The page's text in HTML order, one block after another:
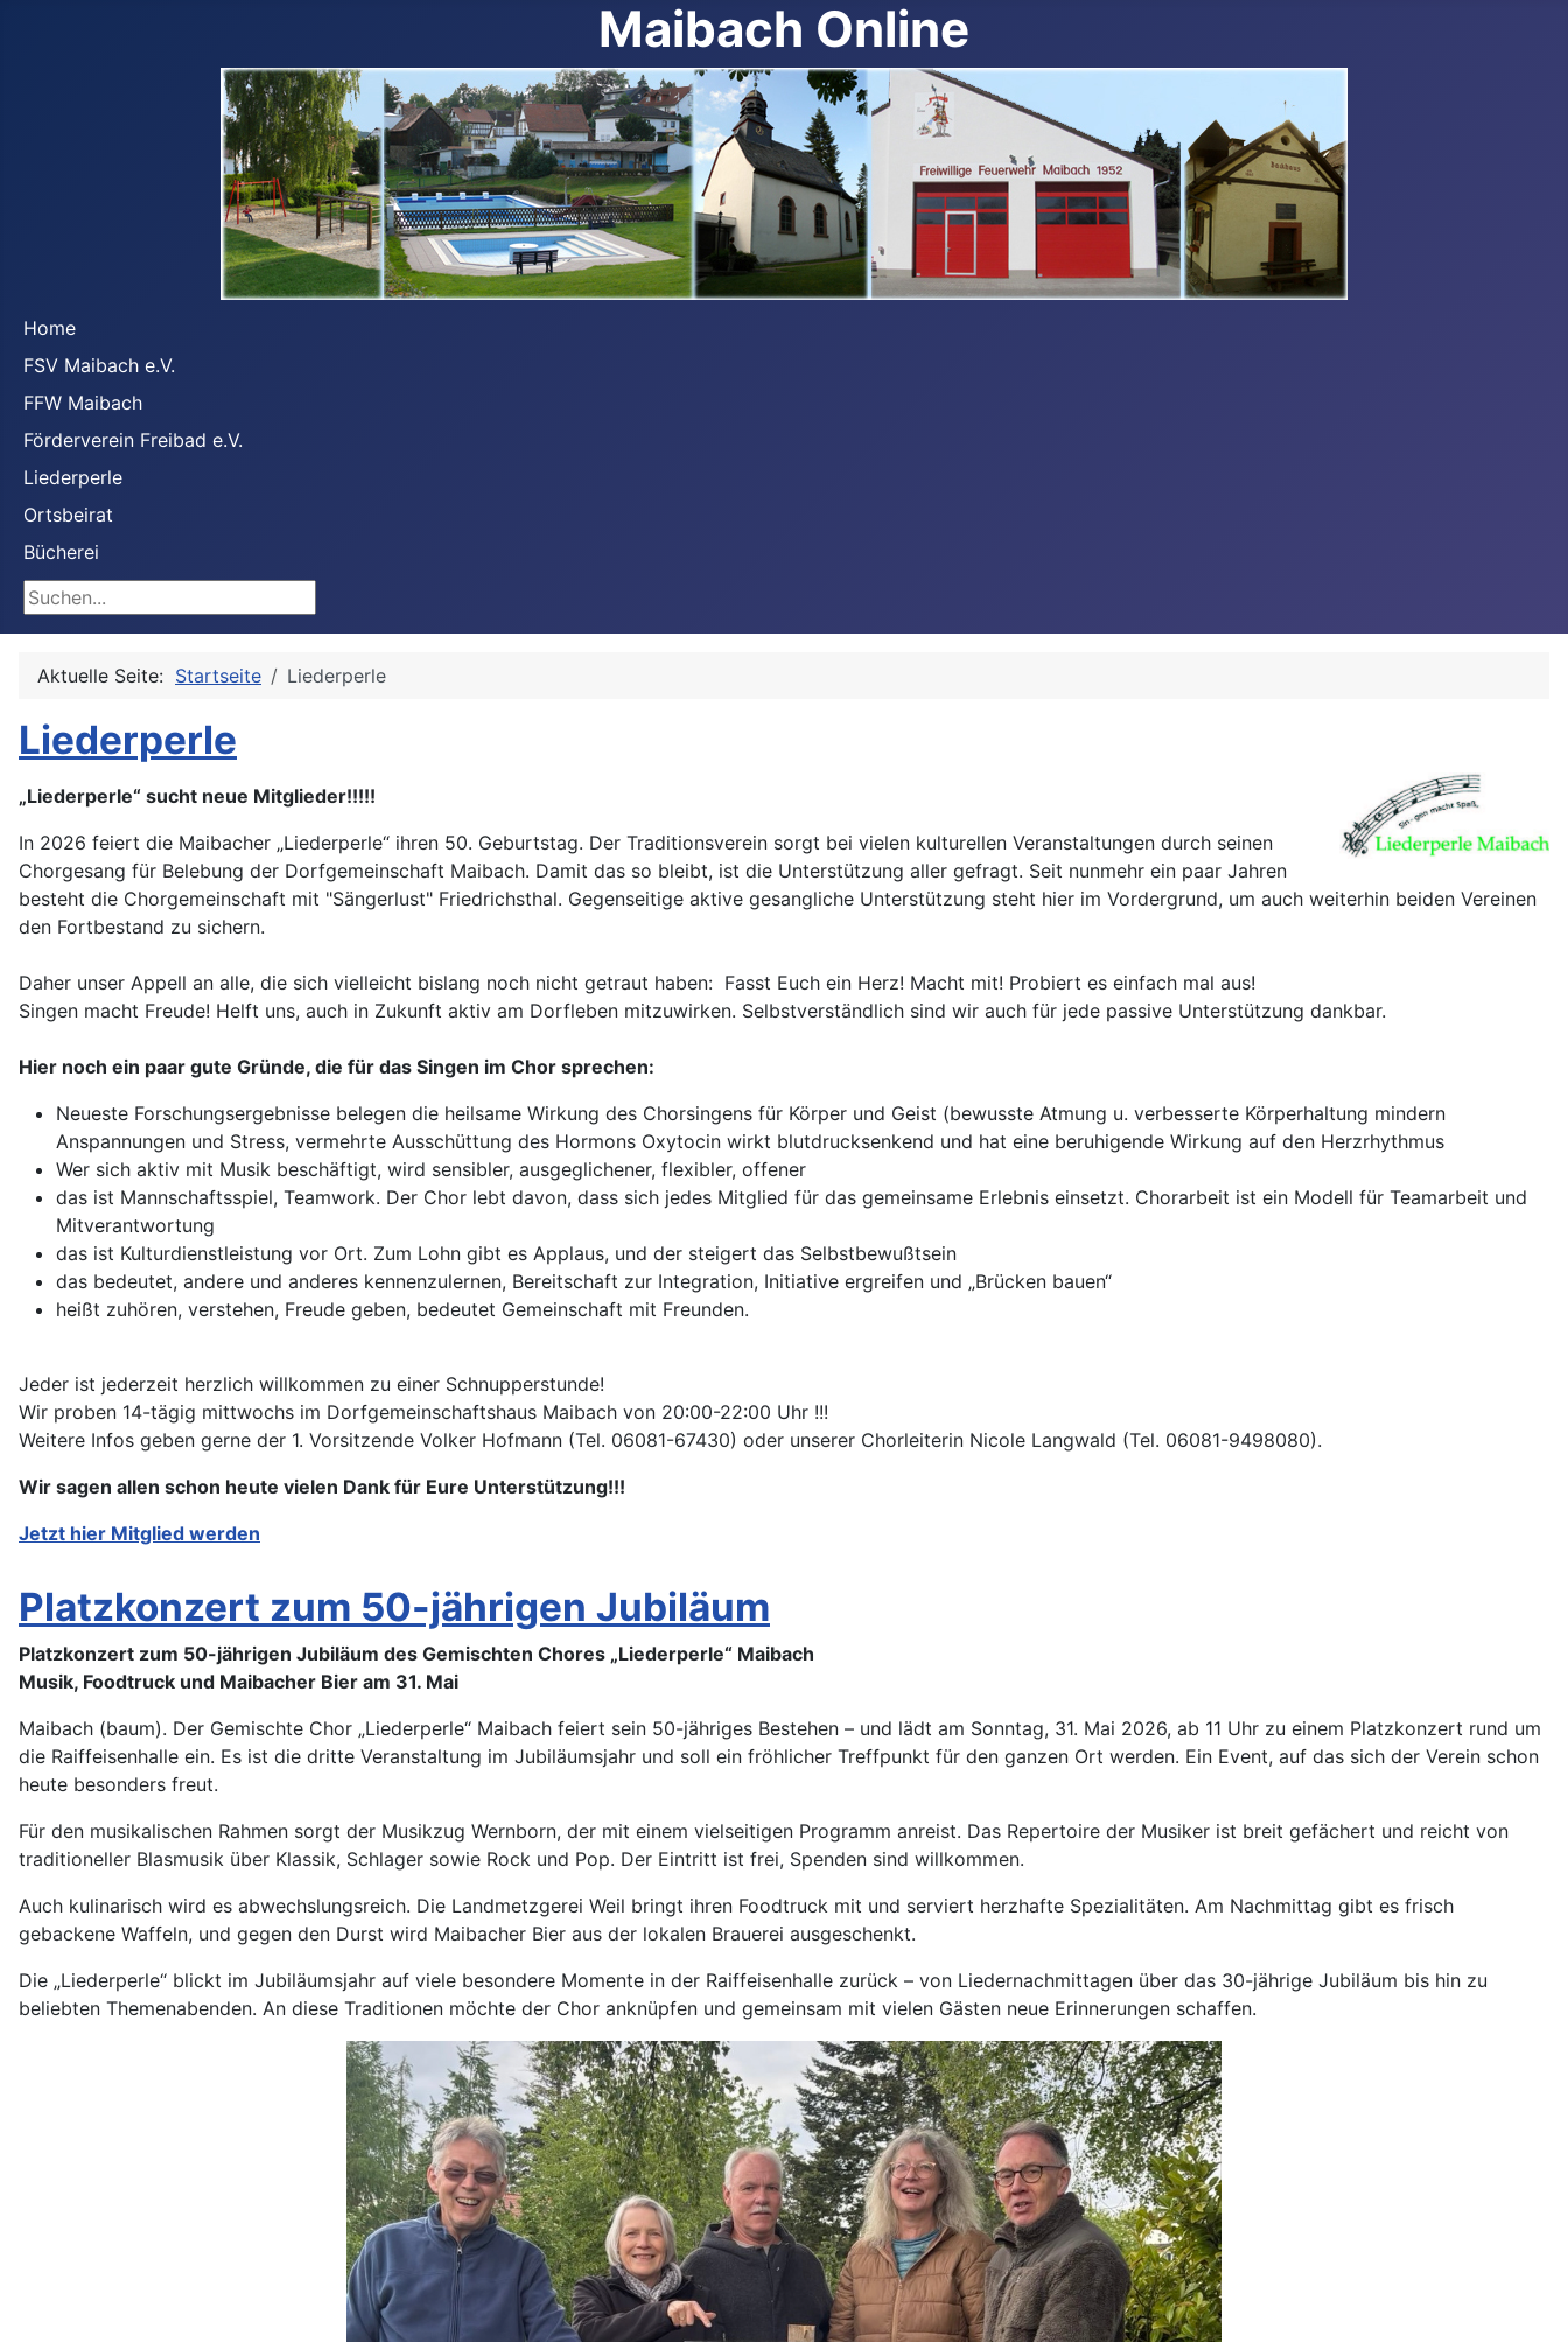
Maibach Online
Home
FSV Maibach e.V.
FFW Maibach
Förderverein Freibad e.V.
Liederperle
Ortsbeirat
Bücherei
Suchen
Aktuelle Seite: Startseite Liederperle
Liederperle
„Liederperle“ sucht neue Mitglieder!!!!!
In 2026 feiert die Maibacher „Liederperle“ ihren 50. Geburtstag. Der Traditionsverein sorgt bei vielen kulturellen Veranstaltungen durch seinen
Chorgesang für Belebung der Dorfgemeinschaft Maibach. Damit das so bleibt, ist die Unterstützung aller gefragt. Seit nunmehr ein paar Jahren
besteht die Chorgemeinschaft mit "Sängerlust" Friedrichsthal. Gegenseitige aktive gesangliche Unterstützung steht hier im Vordergrund, um auch weiterhin beiden Vereinen
den Fortbestand zu sichern.
Daher unser Appell an alle, die sich vielleicht bislang noch nicht getraut haben: Fasst Euch ein Herz! Macht mit! Probiert es einfach mal aus!
Singen macht Freude! Helft uns, auch in Zukunft aktiv am Dorfleben mitzuwirken. Selbstverständlich sind wir auch für jede passive Unterstützung dankbar.
Hier noch ein paar gute Gründe, die für das Singen im Chor sprechen:
Neueste Forschungsergebnisse belegen die heilsame Wirkung des Chorsingens für Körper und Geist (bewusste Atmung u. verbesserte Körperhaltung mindern
Anspannungen und Stress, vermehrte Ausschüttung des Hormons Oxytocin wirkt blutdrucksenkend und hat eine beruhigende Wirkung auf den Herzrhythmus
Wer sich aktiv mit Musik beschäftigt, wird sensibler, ausgeglichener, flexibler, offener
das ist Mannschaftsspiel, Teamwork. Der Chor lebt davon, dass sich jedes Mitglied für das gemeinsame Erlebnis einsetzt. Chorarbeit ist ein Modell für Teamarbeit und
Mitverantwortung
das ist Kulturdienstleistung vor Ort. Zum Lohn gibt es Applaus, und der steigert das Selbstbewußtsein
das bedeutet, andere und anderes kennenzulernen, Bereitschaft zur Integration, Initiative ergreifen und „Brücken bauen“
heißt zuhören, verstehen, Freude geben, bedeutet Gemeinschaft mit Freunden.
Jeder ist jederzeit herzlich willkommen zu einer Schnupperstunde!
Wir proben 14-tägig mittwochs im Dorfgemeinschaftshaus Maibach von 20:00-22:00 Uhr !!!
Weitere Infos geben gerne der 1. Vorsitzende Volker Hofmann (Tel. 06081-67430) oder unserer Chorleiterin Nicole Langwald (Tel. 06081-9498080).
Wir sagen allen schon heute vielen Dank für Eure Unterstützung!!!
Jetzt hier Mitglied werden
Platzkonzert zum 50-jährigen Jubiläum
Platzkonzert zum 50-jährigen Jubiläum des Gemischten Chores „Liederperle“ Maibach
Musik, Foodtruck und Maibacher Bier am 31. Mai
Maibach (baum). Der Gemischte Chor „Liederperle“ Maibach feiert sein 50-jähriges Bestehen – und lädt am Sonntag, 31. Mai 2026, ab 11 Uhr zu einem Platzkonzert rund um
die Raiffeisenhalle ein. Es ist die dritte Veranstaltung im Jubiläumsjahr und soll ein fröhlicher Treffpunkt für den ganzen Ort werden. Ein Event, auf das sich der Verein schon
heute besonders freut.
Für den musikalischen Rahmen sorgt der Musikzug Wernborn, der mit einem vielseitigen Programm anreist. Das Repertoire der Musiker ist breit gefächert und reicht von
traditioneller Blasmusik über Klassik, Schlager sowie Rock und Pop. Der Eintritt ist frei, Spenden sind willkommen.
Auch kulinarisch wird es abwechslungsreich. Die Landmetzgerei Weil bringt ihren Foodtruck mit und serviert herzhafte Spezialitäten. Am Nachmittag gibt es frisch
gebackene Waffeln, und gegen den Durst wird Maibacher Bier aus der lokalen Brauerei ausgeschenkt.
Die „Liederperle“ blickt im Jubiläumsjahr auf viele besondere Momente in der Raiffeisenhalle zurück – von Liedernachmittagen über das 30-jährige Jubiläum bis hin zu
beliebten Themenabenden. An diese Traditionen möchte der Chor anknüpfen und gemeinsam mit vielen Gästen neue Erinnerungen schaffen.